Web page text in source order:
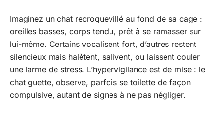
Imaginez un chat recroquevillé au fond de sa cage :
oreilles basses, corps tendu, prêt à se ramasser sur
lui-même. Certains vocalisent fort, d’autres restent
silencieux mais halètent, salivent, ou laissent couler
une larme de stress. L’hypervigilance est de mise : le
chat guette, observe, parfois se toilette de façon
compulsive, autant de signes à ne pas négliger.